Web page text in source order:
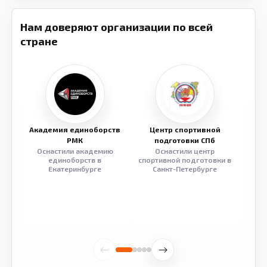
Нам доверяют организации по всей
стране
Академия единоборств
РМК
Оснастили академию
единоборств в
Екатеринбурге
Центр спортивной
подготовки СПб
Оснастили центр
спортивной подготовки в
Санкт-Петербурге